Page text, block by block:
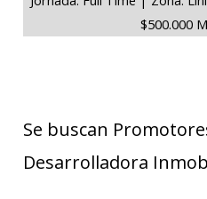
$500.000
Se buscan
Desarrolladora